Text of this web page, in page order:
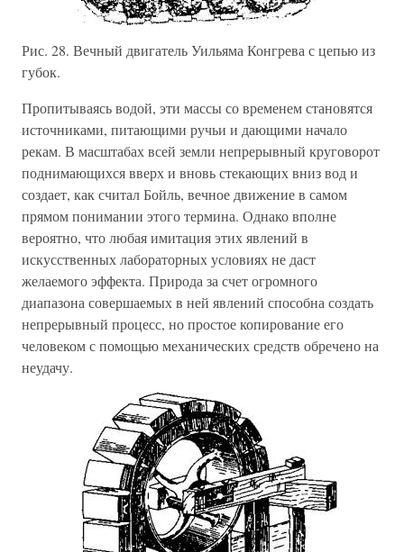
Рис. 28. Вечный двигатель Уильяма Конгрева с цепью из
губок.
Пропитываясь водой, эти массы со временем становятся
источниками, питающими ручьи и дающими начало
рекам. В масштабах всей земли непрерывный круговорот
поднимающихся вверх и вновь стекающих вниз вод и
создает, как считал Бойль, вечное движение в самом
прямом понимании этого термина. Однако вполне
вероятно, что любая имитация этих явлений в
искусственных лабораторных условиях не даст
желаемого эффекта. Природа за счет огромного
диапазона совершаемых в ней явлений способна создать
непрерывный процесс, но простое копирование его
человеком с помощью механических средств обречено на
неудачу.